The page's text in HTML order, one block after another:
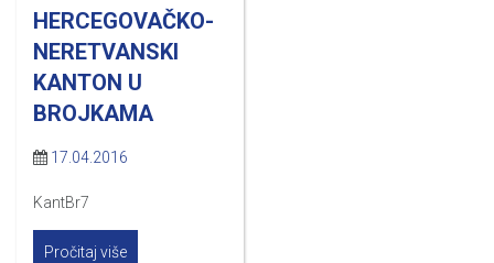
HERCEGOVAČKO-
NERETVANSKI
KANTON U
BROJKAMA
17.04.2016
KantBr7
Pročitaj više